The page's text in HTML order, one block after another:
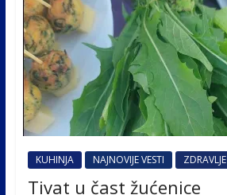
KUHINJA NAJNOVIJE VESTI ZDRAVLJE
Tivat u čast žućenice